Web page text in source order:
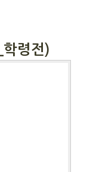
령전)